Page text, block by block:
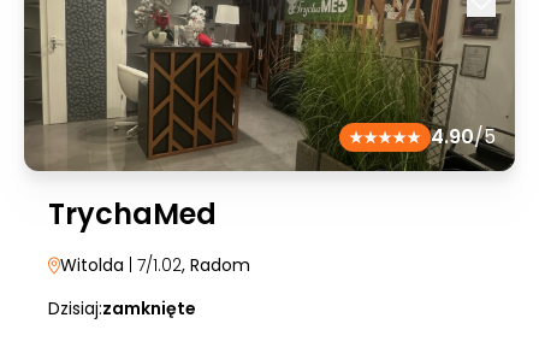
4.90/5
TrychaMed
Witolda | 7/1.02, Radom
Dzisiaj:zamknięte